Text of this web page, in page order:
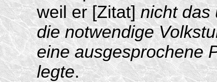
weil er [Zitat]nicht das
die notwendige
eine ausgesprochene
legte.